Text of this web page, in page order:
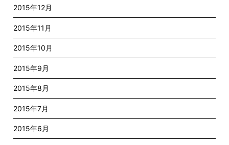
2015年12月
2015年11月
2015年10月
2015年9月
2015年8月
2015年7月
2015年6月